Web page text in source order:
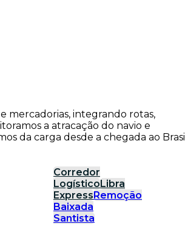
mercadorias, integrando rotas,
a atracação do navio e
da carga desde a chegada ao Brasil
Corredor
Logístico Libra
Express Remoção
Baixada
Santista